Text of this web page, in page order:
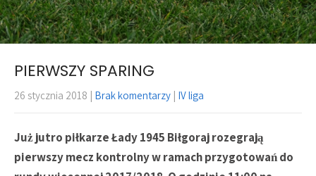
PIERWSZY SPARING
26 stycznia 2018 | Brak komentarzy | IV liga
Już jutro piłkarze Łady 1945 Biłgoraj rozegrają
pierwszy mecz kontrolny w ramach przygotowań do